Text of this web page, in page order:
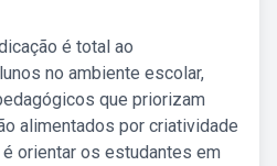
é total ao
no ambiente escolar,
que priorizam
alimentados por criatividade
orientar os estudantes em